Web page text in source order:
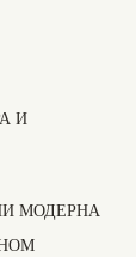
И
МОДЕРНА